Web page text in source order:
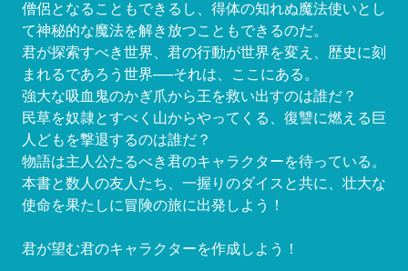
僧侶となることもできるし、得体の知れぬ魔法使いとし
て神秘的な魔法を解き放つこともできるのだ。
君が探索すべき世界、君の行動が世界を変え、歴史に刻
まれるであろう世界──それは、ここにある。
強大な吸血鬼のかぎ爪から王を救い出すのは誰だ？
民草を奴隷とすべく山からやってくる、復讐に燃える巨
人どもを撃退するのは誰だ？
物語は主人公たるべき君のキャラクターを待っている。
本書と数人の友人たち、一握りのダイスと共に、壮大な
使命を果たしに冒険の旅に出発しよう！
君が望む君のキャラクターを作成しよう！